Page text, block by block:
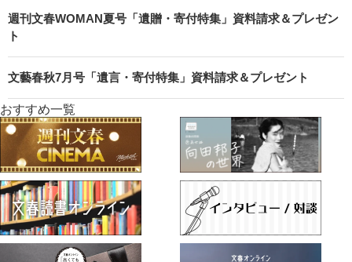
週刊文春WOMAN夏号「遺贈・寄付特集」資料請求＆プレゼン
ト
文藝春秋7月号「遺言・寄付特集」資料請求＆プレゼント
おすすめ一覧